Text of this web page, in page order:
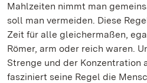
Mahlzeiten nimmt man
soll man vermeiden. Diese
Zeit für alle gleichermaßen,
Römer, arm oder reich waren.
Strenge und der Konzentration
fasziniert seine Regel die